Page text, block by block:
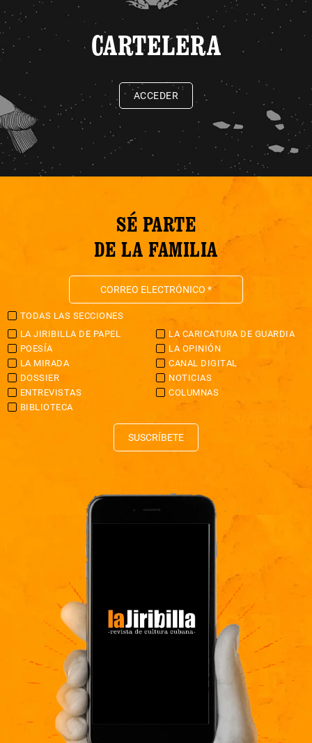
CARTELERA
ACCEDER
SÉ PARTE
DE LA FAMILIA
TODAS LAS SECCIONES
LA JIRIBILLA DE PAPEL
LA CARICATURA DE GUARDIA
POESÍA
LA OPINIÓN
LA MIRADA
CANAL DIGITAL
DOSSIER
NOTICIAS
ENTREVISTAS
COLUMNAS
BIBLIOTECA
SUSCRÍBETE